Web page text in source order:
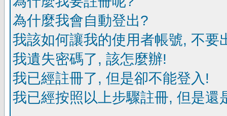
為什麼我會自動登出?
我該如何讓我的使用者帳號, 不要
我遺失密碼了, 該怎麼辦!
我已經註冊了, 但是卻不能登入!
我已經按照以上步驟註冊, 但是還